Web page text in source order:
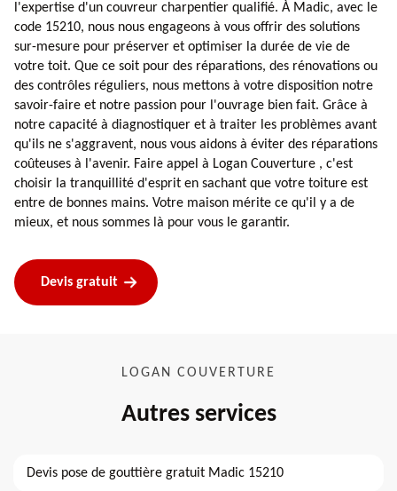
l'expertise d'un couvreur charpentier qualifié. À Madic, avec le
code 15210, nous nous engageons à vous offrir des solutions
sur-mesure pour préserver et optimiser la durée de vie de
votre toit. Que ce soit pour des réparations, des rénovations ou
des contrôles réguliers, nous mettons à votre disposition notre
savoir-faire et notre passion pour l'ouvrage bien fait. Grâce à
notre capacité à diagnostiquer et à traiter les problèmes avant
qu'ils ne s'aggravent, nous vous aidons à éviter des réparations
coûteuses à l'avenir. Faire appel à Logan Couverture , c'est
choisir la tranquillité d'esprit en sachant que votre toiture est
entre de bonnes mains. Votre maison mérite ce qu'il y a de
mieux, et nous sommes là pour vous le garantir.
Devis gratuit
LOGAN COUVERTURE
Autres services
Devis pose de gouttière gratuit Madic 15210